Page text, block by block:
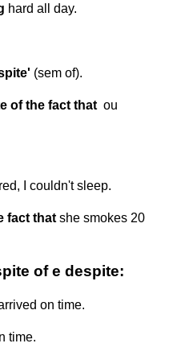
hard all day.
(sem of).
of the fact that ou
I couldn't sleep.
fact that she smokes 20
of e despite:
on time.
time.